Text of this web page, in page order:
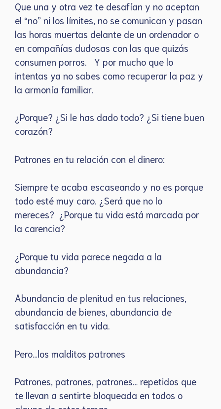
Que una y otra vez te desafían y no aceptan
el “no” ni los límites, no se comunican y pasan
las horas muertas delante de un ordenador o
en compañías dudosas con las que quizás
consumen porros. Y por mucho que lo
intentas ya no sabes como recuperar la paz y
la armonía familiar.
¿Porque? ¿Si le has dado todo? ¿Si tiene buen
corazón?
Patrones en tu relación con el dinero:
Siempre te acaba escaseando y no es porque
todo esté muy caro. ¿Será que no lo
mereces? ¿Porque tu vida está marcada por
la carencia?
¿Porque tu vida parece negada a la
abundancia?
Abundancia de plenitud en tus relaciones,
abundancia de bienes, abundancia de
satisfacción en tu vida.
Pero…los malditos patrones
Patrones, patrones, patrones… repetidos que
te llevan a sentirte bloqueada en todos o